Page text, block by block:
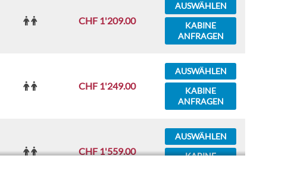
CHF 1'209.00
AUSWÄHLEN
KABINE
ANFRAGEN
CHF 1'249.00
AUSWÄHLEN
KABINE
ANFRAGEN
CHF 1'559.00
AUSWÄHLEN
KABINE